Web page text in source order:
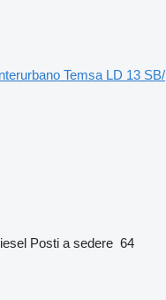
Temsa LD 13 SB/
Posti a sedere 64